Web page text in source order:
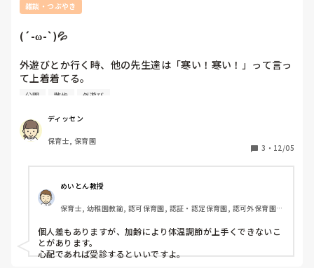
秋口まで続いたので、お母さんも一緒に保育室で過ごすという
初担任で右も左も分からない中で、毎日保護者に保育を見られ
いました😭
ただ、次第に1人でも過ごせるようになり、次の学年では楽し
そうに過ごして無事卒園したので結果的にはよかったです。
雑談・つぶやき
(´-ω-`)💦
外遊びとか行く時、他の先生達は「寒い！寒い！」って言っ
て上着着てる。
私、特に寒く感じなくて着てない(,,・д・)
い。「理由、子ども達が遠くに行かないようによく手を広げ
てガードしたり、よろよろと違うところ行きそうな子を全力
ダッシュで追いかけている。なので、気づいたら汗かいてま
私の体内がおかしいのか？はたまた個人差なのか？？
公園 散歩 外遊び
ディッセン
保育士, 保育園
3 ・ 12/05
めいとん教授
保育士, 幼稚園教諭, 認可保育園, 認証・認定保育園, 認可外保育園,
個人差もありますが、加齢により体温調節が上手くできないこ
とがあります。
心配であれば受診するといいですよ。